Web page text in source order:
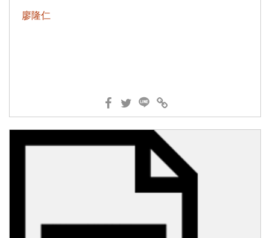
廖隆仁